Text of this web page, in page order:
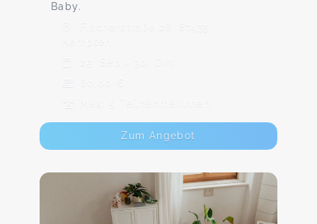
Baby.
Fischerstraße 26, 87435
Kempten
25. Sep - 30. Okt
80,00 €
Max. 5 TeilnehmerInnen
Zum Angebot